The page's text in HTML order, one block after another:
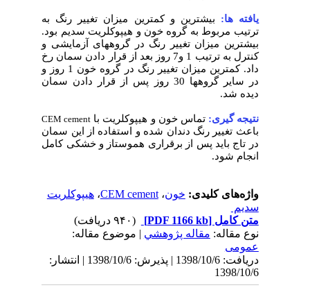
یافته ها: بیشترین و کمترین میزان تغییر رنگ به
ترتیب مربوط به گروه خون و هیپوکلریت سدیم بود.
بیشترین میزان تغییر رنگ در گروههای آزمایشی و
کنترل به ترتیب 1 و7 روز بعد از قرار دادن سمان رخ
داد. کمترین میزان تغییر رنگ در گروه خون 1 روز و
در سایر گروهها 30 روز پس از قرار دادن سمان
دیده شد.
نتیجه گیری: تماس خون و هیپوکلریت با CEM cement
باعث تغییر رنگ دندان شده و استفاده از این سمان
در تاج باید پس از برقراری هموستاز و خشکی کامل
انجام شود.
واژه‌های کلیدی:خون،CEM cement،هیپوکلریت
سدیم ​
متن کامل[PDF 1166 kb]
نوع مقاله:مقاله پژوهشي| موضوع مقاله:
عمومى
دریافت: 1398/10/6 | پذیرش: 1398/10/6 | انتشار:
1398/10/6